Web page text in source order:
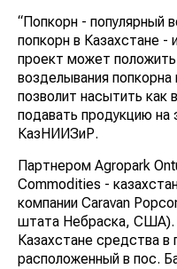
“Попкорн - популярный
попкорн в Казахстане
проект может положить
возделывания
позволит насытить как
подавать продукцию на
КазНИИЗиР.
Партнером Agropark
Commodities -
компании Caravan
штата Небраска, США).
Казахстане средства
расположенный в пос.